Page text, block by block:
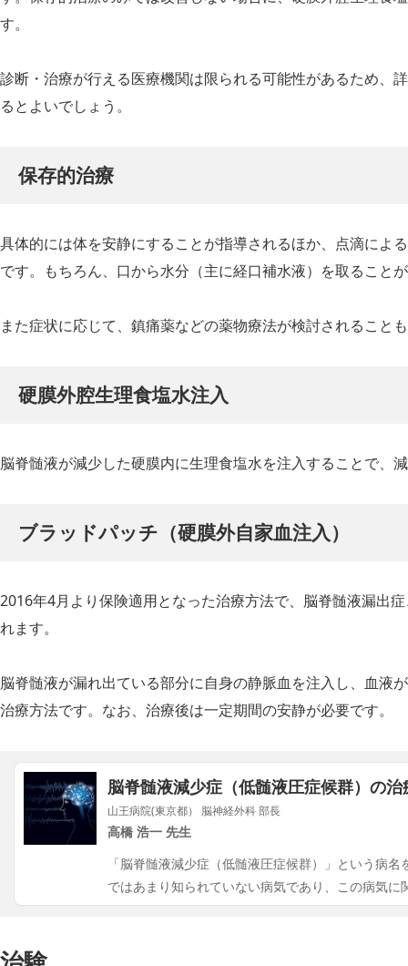
す。
診断・治療が行える医療機関は限られる可能性があるため、
るとよいでしょう。
保存的治療
具体的には体を安静にすることが指導されるほか、点滴によ
です。もちろん、口から水分（主に経口補水液）を取ること
また症状に応じて、鎮痛薬などの薬物療法が検討されること
硬膜外腔生理食塩水注入
脳脊髄液が減少した硬膜内に生理食塩水を注入することで、
ブラッドパッチ（硬膜外自家血注入）
2016年4月より保険適用となった治療方法で、脳脊髄液漏出
れます。
脳脊髄液が漏れ出ている部分に自身の静脈血を注入し、血液
治療方法です。なお、治療後は一定期間の安静が必要です。
脳脊髄液減少症（低髄液圧症候群）の
山王病院(東京都） 脳神経外科 部長
高橋 浩一 先生
「脳脊髄液減少症（低髄液圧症候群）」という病
ではあまり知られていない病気であり、この病気に